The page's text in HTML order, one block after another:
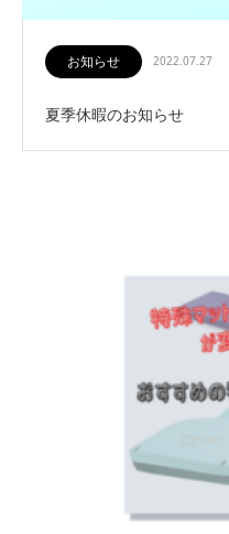
お知らせ 2022.07.27
夏季休暇のお知らせ